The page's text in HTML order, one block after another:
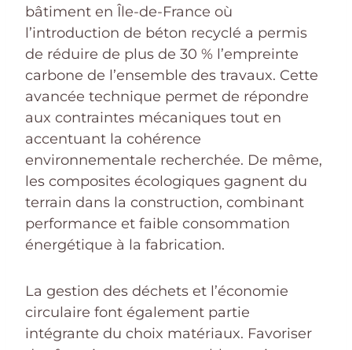
bâtiment en Île-de-France où
l’introduction de béton recyclé a permis
de réduire de plus de 30 % l’empreinte
carbone de l’ensemble des travaux. Cette
avancée technique permet de répondre
aux contraintes mécaniques tout en
accentuant la cohérence
environnementale recherchée. De même,
les composites écologiques gagnent du
terrain dans la construction, combinant
performance et faible consommation
énergétique à la fabrication.
La gestion des déchets et l’économie
circulaire font également partie
intégrante du choix matériaux. Favoriser